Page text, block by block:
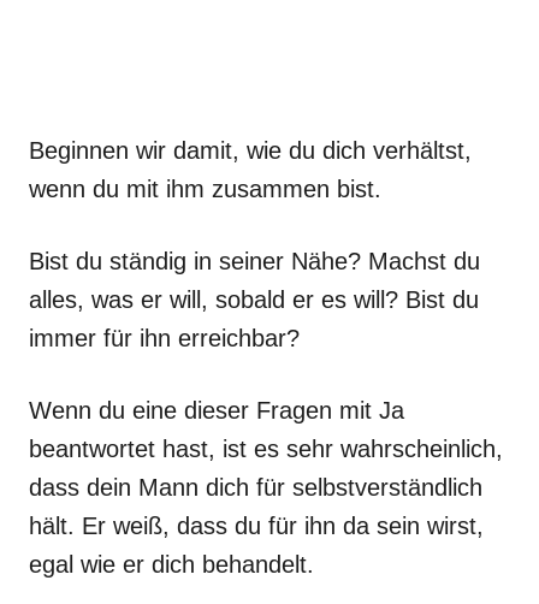
Beginnen wir damit, wie du dich verhältst,
wenn du mit ihm zusammen bist.
Bist du ständig in seiner Nähe? Machst du
alles, was er will, sobald er es will? Bist du
immer für ihn erreichbar?
Wenn du eine dieser Fragen mit Ja
beantwortet hast, ist es sehr wahrscheinlich,
dass dein Mann dich für selbstverständlich
hält. Er weiß, dass du für ihn da sein wirst,
egal wie er dich behandelt.